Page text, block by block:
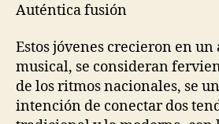
Auténtica fusión
Estos jóvenes crecieron en
musical, se consideran
de los ritmos nacionales, se
intención de conectar dos